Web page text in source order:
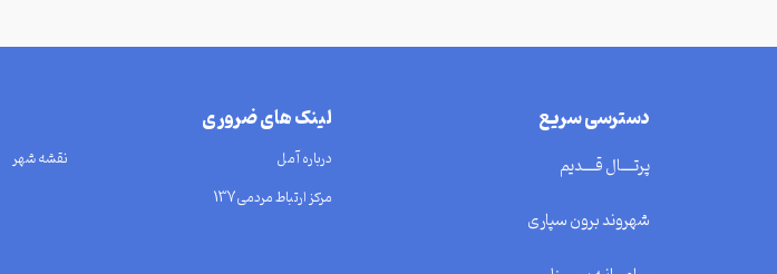
دسترسی سریع
پرتــــال قــــدیم
شهروند برون سپاری
لینک های ضروری
درباره آمل
نقشه شهر
مرکز ارتباط مردمی137